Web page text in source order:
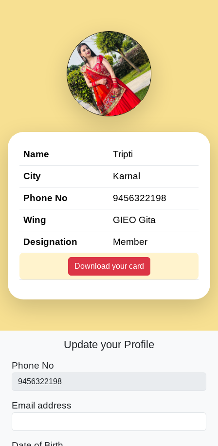
Name Tripti
City Karnal
Phone No 9456322198
Wing GIEO Gita
Designation Member
Download your card
Update your Profile
Phone No
Email address